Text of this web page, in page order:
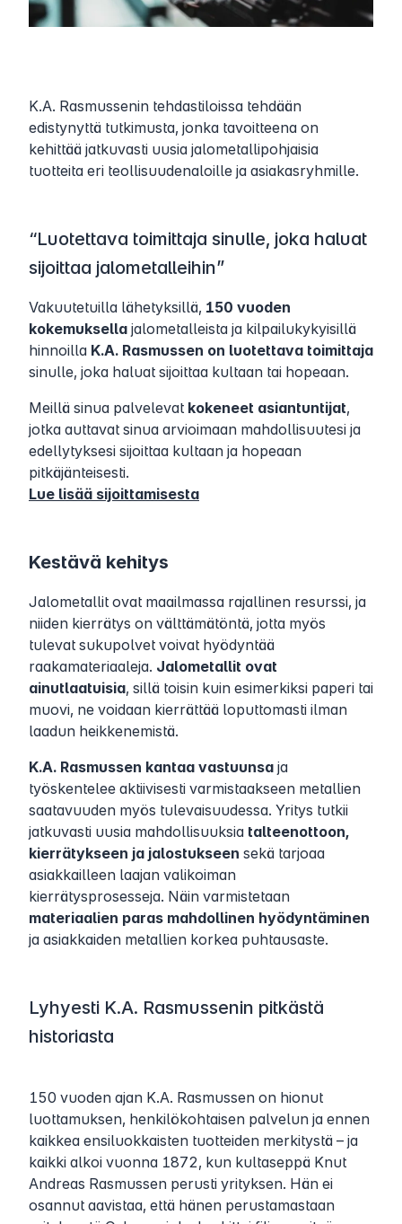
K.A. Rasmussenin tehdastiloissa tehdään
edistynyttä tutkimusta, jonka tavoitteena on
kehittää jatkuvasti uusia jalometallipohjaisia
tuotteita eri teollisuudenaloille ja asiakasryhmille.
“Luotettava toimittaja sinulle, joka haluat
sijoittaa jalometalleihin”
Vakuutetuilla lähetyksillä, 150 vuoden
kokemuksella jalometalleista ja kilpailukykyisillä
hinnoilla K.A. Rasmussen on luotettava toimittaja
sinulle, joka haluat sijoittaa kultaan tai hopeaan.
Meillä sinua palvelevat kokeneet asiantuntijat,
jotka auttavat sinua arvioimaan mahdollisuutesi ja
edellytyksesi sijoittaa kultaan ja hopeaan
pitkäjänteisesti.
Lue lisää sijoittamisesta
Kestävä kehitys
Jalometallit ovat maailmassa rajallinen resurssi, ja
niiden kierrätys on välttämätöntä, jotta myös
tulevat sukupolvet voivat hyödyntää
raakamateriaaleja. Jalometallit ovat
ainutlaatuisia, sillä toisin kuin esimerkiksi paperi tai
muovi, ne voidaan kierrättää loputtomasti ilman
laadun heikkenemistä.
K.A. Rasmussen kantaa vastuunsa ja
työskentelee aktiivisesti varmistaakseen metallien
saatavuuden myös tulevaisuudessa. Yritys tutkii
jatkuvasti uusia mahdollisuuksia talteenottoon,
kierrätykseen ja jalostukseen sekä tarjoaa
asiakkailleen laajan valikoiman
kierrätysprosesseja. Näin varmistetaan
materiaalien paras mahdollinen hyödyntäminen
ja asiakkaiden metallien korkea puhtausaste.
Lyhyesti K.A. Rasmussenin pitkästä
historiasta
150 vuoden ajan K.A. Rasmussen on hionut
luottamuksen, henkilökohtaisen palvelun ja ennen
kaikkea ensiluokkaisten tuotteiden merkitystä – ja
kaikki alkoi vuonna 1872, kun kultaseppä Knut
Andreas Rasmussen perusti yrityksen. Hän ei
osannut aavistaa, että hänen perustamastaan